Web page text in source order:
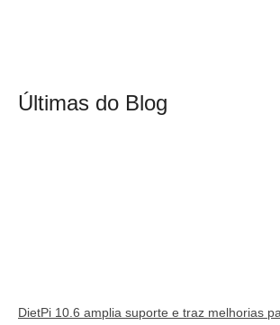
Últimas do Blog
DietPi 10.6 amplia suporte e traz melhorias